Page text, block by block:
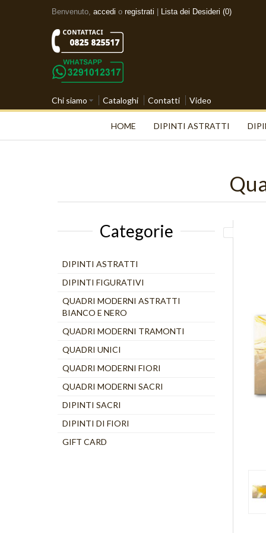
Benvenuto, accedi o registrati Lista dei Desideri (0)
Chi siamo Cataloghi Contatti Video
HOME DIPINTI ASTRATTI
Categorie
DIPINTI ASTRATTI
DIPINTI FIGURATIVI
QUADRI MODERNI ASTRATTI
BIANCO E NERO
QUADRI MODERNI TRAMONTI
QUADRI UNICI
QUADRI MODERNI FIORI
QUADRI MODERNI SACRI
DIPINTI SACRI
DIPINTI DI FIORI
GIFT CARD